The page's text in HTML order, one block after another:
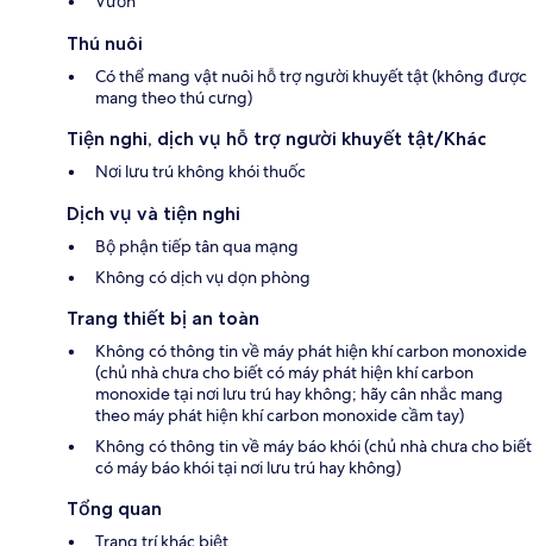
Thú nuôi
Có thể mang vật nuôi hỗ trợ người khuyết tật (không được
mang theo thú cưng)
Tiện nghi, dịch vụ hỗ trợ người khuyết tật/Khác
Nơi lưu trú không khói thuốc
Dịch vụ và tiện nghi
Bộ phận tiếp tân qua mạng
Không có dịch vụ dọn phòng
Trang thiết bị an toàn
Không có thông tin về máy phát hiện khí carbon monoxide
(chủ nhà chưa cho biết có máy phát hiện khí carbon
monoxide tại nơi lưu trú hay không; hãy cân nhắc mang
theo máy phát hiện khí carbon monoxide cầm tay)
Không có thông tin về máy báo khói (chủ nhà chưa cho biết
có máy báo khói tại nơi lưu trú hay không)
Tổng quan
Trang trí khác biệt